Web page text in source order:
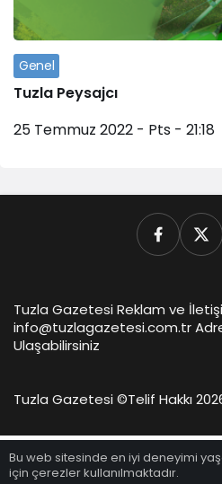
Genel
Tuzla Peysajcı
25 Temmuz 2022 - Pts - 21:18
Bu web sitesinde en iyi deneyimi
için çerezler kullanılmaktadır.
Anasayfa
Tuzla Gazetesi Reklam ve
info@tuzlagazetesi.com.tr
Ulaşabilirsiniz
Tuzla Gazetesi ©Telif Hakkı